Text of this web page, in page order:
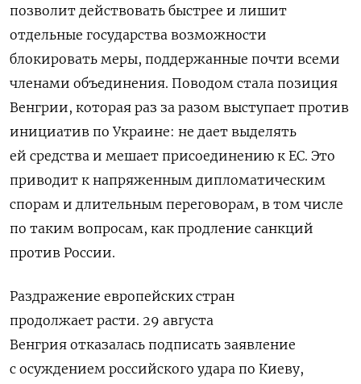
позволит действовать быстрее и лишит
отдельные государства возможности
блокировать меры, поддержанные почти всеми
членами объединения. Поводом стала позиция
Венгрии, которая раз за разом выступает против
инициатив по Украине: не дает выделять
ей средства и мешает присоединению к ЕС. Это
приводит к напряженным дипломатическим
спорам и длительным переговорам, в том числе
по таким вопросам, как продление санкций
против России.
Раздражение европейскихстран
продолжает расти. 29 августа
Венгрия отказалась подписать заявление
с осуждением российского удара по Киеву,